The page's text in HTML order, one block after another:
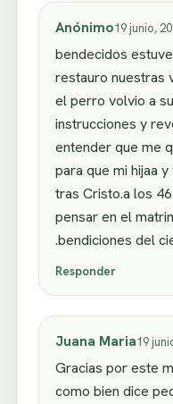
Anónimo19 junio,
bendecidos
restauro nuestras
el perro volvio a
instrucciones y
entender que me
para que mi hijaa
tras Cristo.a los
pensar en el
.bendiciones del
Responder
Juana Maria19
Gracias por este
como bien dice